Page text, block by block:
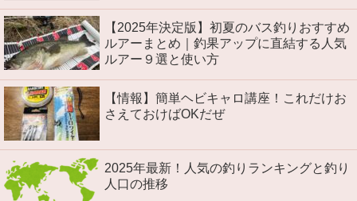
【2025年決定版】初夏のバス釣りおすすめ
ルアーまとめ｜釣果アップに直結する人気
ルアー９選と使い方
【情報】簡単ヘビキャロ講座！これだけお
さえておけばOKだぜ
2025年最新！人気の釣りランキングと釣り
人口の推移